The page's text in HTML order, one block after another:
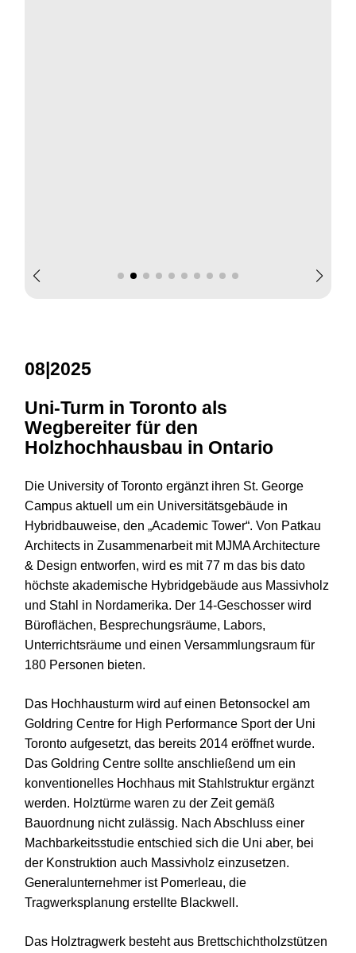
08|2025
Uni-Turm in Toronto als
Wegbereiter für den
Holzhochhausbau in Ontario
Die University of Toronto ergänzt ihren St. George
Campus aktuell um ein Universitätsgebäude in
Hybridbauweise, den „Academic Tower“. Von Patkau
Architects in Zusammenarbeit mit MJMA Architecture
& Design entworfen, wird es mit 77 m das bis dato
höchste akademische Hybridgebäude aus Massivholz
und Stahl in Nordamerika. Der 14-Geschosser wird
Büroflächen, Besprechungsräume, Labors,
Unterrichtsräume und einen Versammlungsraum für
180 Personen bieten.
Das Hochhausturm wird auf einen Betonsockel am
Goldring Centre for High Performance Sport der Uni
Toronto aufgesetzt, das bereits 2014 eröffnet wurde.
Das Goldring Centre sollte anschließend um ein
konventionelles Hochhaus mit Stahlstruktur ergänzt
werden. Holztürme waren zu der Zeit gemäß
Bauordnung nicht zulässig. Nach Abschluss einer
Machbarkeitsstudie entschied sich die Uni aber, bei
der Konstruktion auch Massivholz einzusetzen.
Generalunternehmer ist Pomerleau, die
Tragwerksplanung erstellte Blackwell.
Das Holztragwerk besteht aus Brettschichtholzstützen